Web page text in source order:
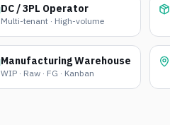
DC / 3PL Operator
Multi-tenant · High-volume
Manufacturing Warehouse
WIP · Raw · FG · Kanban